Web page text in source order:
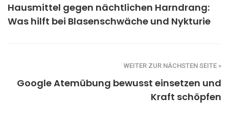
Hausmittel gegen nächtlichen Harndrang:
Was hilft bei Blasenschwäche und Nykturie
WEITER ZUR NÄCHSTEN SEITE »
Google Atemübung bewusst einsetzen und
Kraft schöpfen